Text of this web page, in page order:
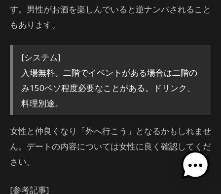
す。男性がお酒を楽しんでいると逆ナンパされること
もあります。
[システム]
入場無料。二階でイベントがある場合は二階の
み150ペソ程度必要なことがある。ドリンク、
料理別途。
女性と仲良くなり「外へ行こう」となるかもしれませ
ん。デートの内容については女性に良く確認してくだ
さい。
[参考記事]